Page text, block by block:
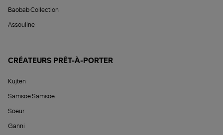
Baobab Collection
Assouline
CRÉATEURS PRÊT-À-PORTER
Kujten
Samsoe Samsoe
Soeur
Ganni